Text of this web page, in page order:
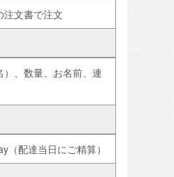
注文書で注文
、数量、お名前、連
（配達当日にご精算）